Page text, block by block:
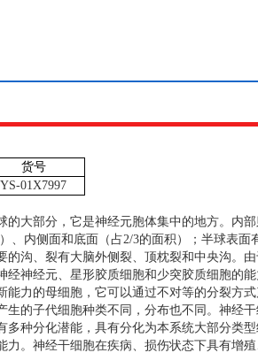
货号
YS-01X7997
大部分，它是神经元胞体集中的地方。内
）、内侧面和底面（占2/3的面积）；半球表面
沟、裂有大脑外侧裂、顶枕裂和中央沟。
神经元、星形胶质细胞和少突胶质细胞的
力的母细胞，它可以通过不对等的分裂方
的子代细胞种类不同，分布也不同。神经
种分化潜能，具有分化为本系统大部分类
。神经干细胞在疾病、损伤状态下具有增